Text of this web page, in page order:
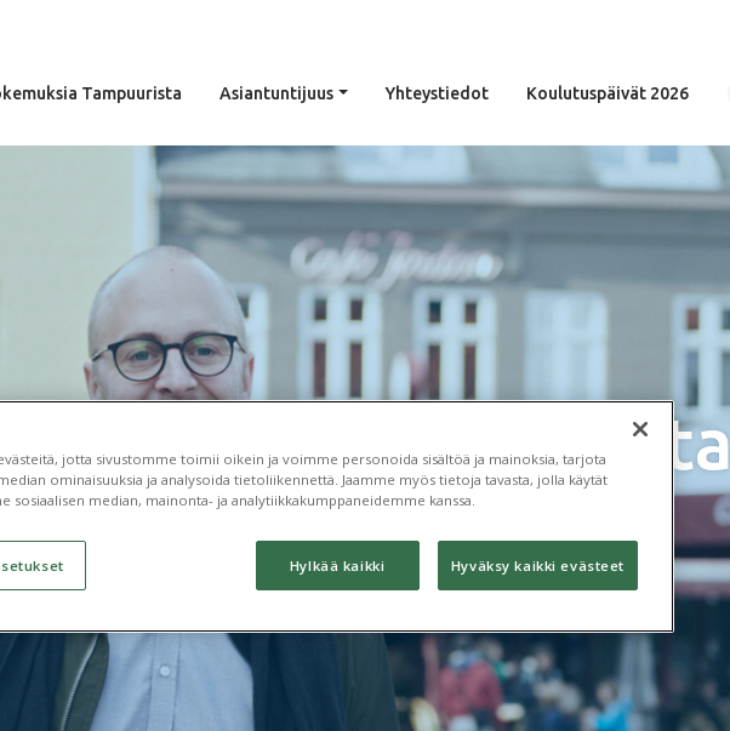
Tampuurista Asiantuntijuus Yhteystiedot Koulutuspäivät 2026
2022 julkaisu - uutta
Tampuurissa
Katso tallenne!
jotta sivustomme toimii oikein ja voimme personoida sisältöä ja mainoksia, tarjota
ominaisuuksia ja analysoida tietoliikennettä. Jaamme myös tietoja tavasta, jolla käytät
sosiaalisen median, mainonta- ja analytiikkakumppaneidemme kanssa.
Hylkää kaikki Hyväksy kaikki evästeet